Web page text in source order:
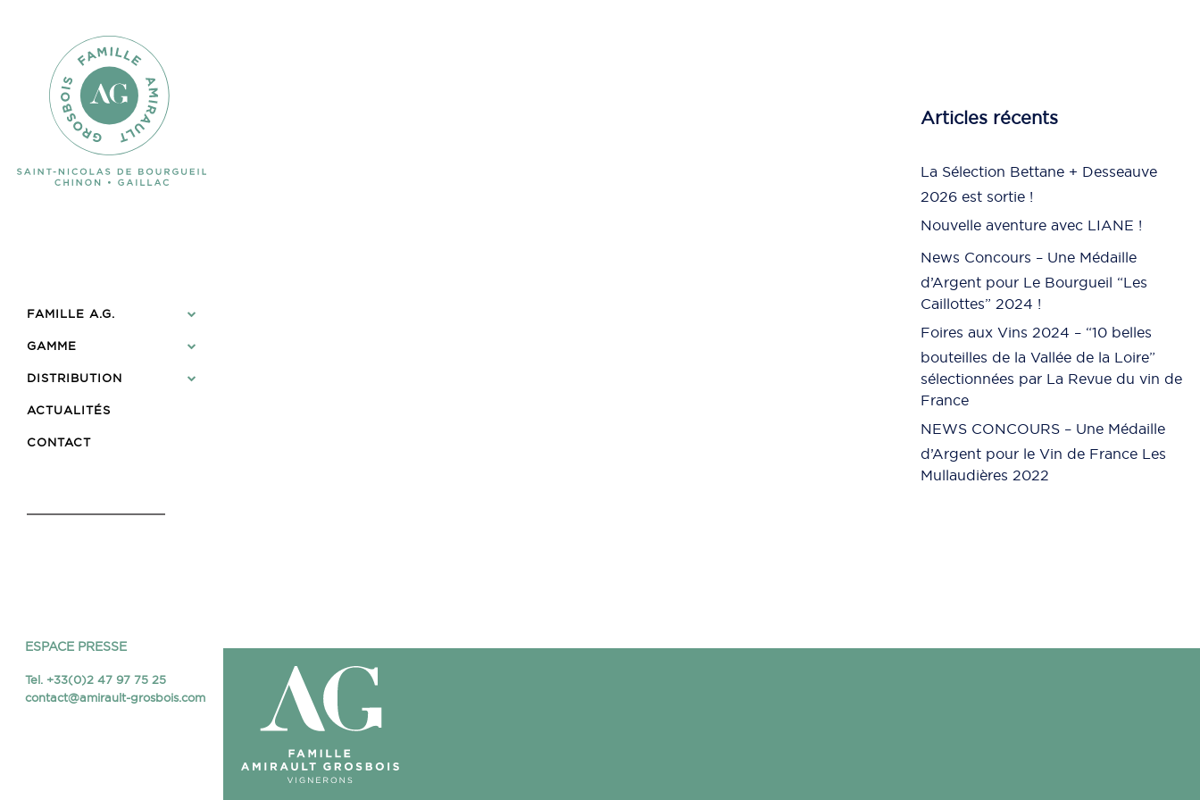
FAMILLE A.G.
GAMME
DISTRIBUTION
ACTUALITÉS
CONTACT
ESPACE PRESSE
Tel. +33(0)2 47 97 75 25
contact@amirault-grosbois.com
Articles récents
La Sélection Bettane + Desseauve
2026 est sortie !
Nouvelle aventure avec LIANE !
News Concours – Une Médaille
d’Argent pour Le Bourgueil “Les
Caillottes” 2024 !
Foires aux Vins 2024 – “10 belles
bouteilles de la Vallée de la Loire”
sélectionnées par La Revue du vin de
France
NEWS CONCOURS – Une Médaille
d’Argent pour le Vin de France Les
Mullaudières 2022